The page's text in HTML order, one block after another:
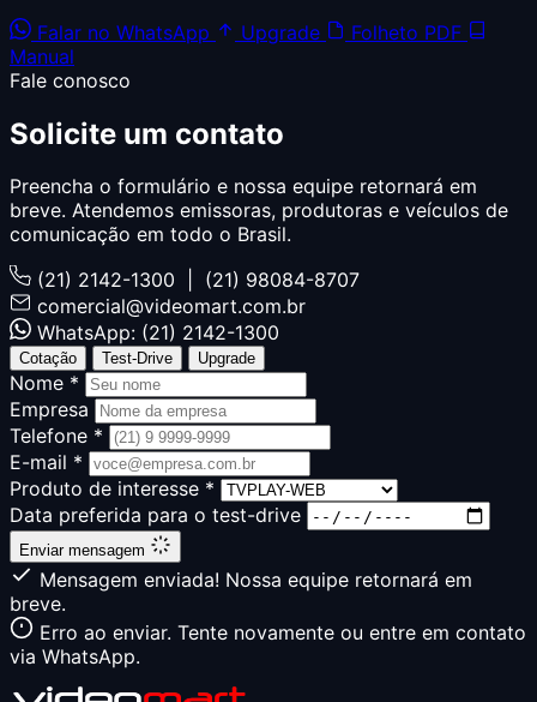
Falar no WhatsApp
Upgrade
Folheto PDF
Manual
Fale conosco
Solicite um contato
Preencha o formulário e nossa equipe retornará em
breve. Atendemos emissoras, produtoras e veículos de
comunicação em todo o Brasil.
(21) 2142-1300 | (21) 98084-8707
comercial@videomart.com.br
WhatsApp: (21) 2142-1300
Cotação Test-Drive Upgrade
Nome *
Empresa
Telefone *
E-mail *
Produto de interesse *
Data preferida para o test-drive
Enviar mensagem
Mensagem enviada! Nossa equipe retornará em
breve.
Erro ao enviar. Tente novamente ou entre em contato
via WhatsApp.